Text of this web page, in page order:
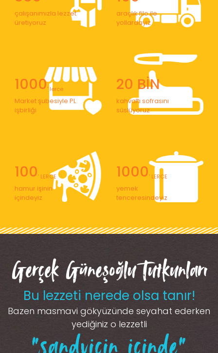
çalışanımızla lezzet
üretiyoruz
araçlık filo ile
yollardayız
1000' lerce
Market şubesiyle PL
işbirliği
20 BİN
kahvaltı sofrasını
süslüyoruz
100' LERCE
hamur işinin
içindeyiz
1000' LERCE
yemek
tenceresindeyiz
Gerçek Güneşoğlu Tutkunları
Bu lezzeti nerede olsa tanır!
Bazen masmavi gökyüzünde seyahat ederken
yediğiniz o lezzetli